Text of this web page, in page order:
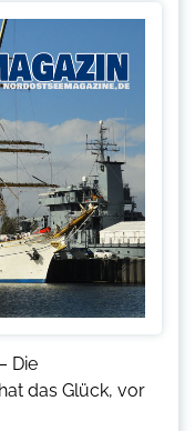
Die
das Glück, vor